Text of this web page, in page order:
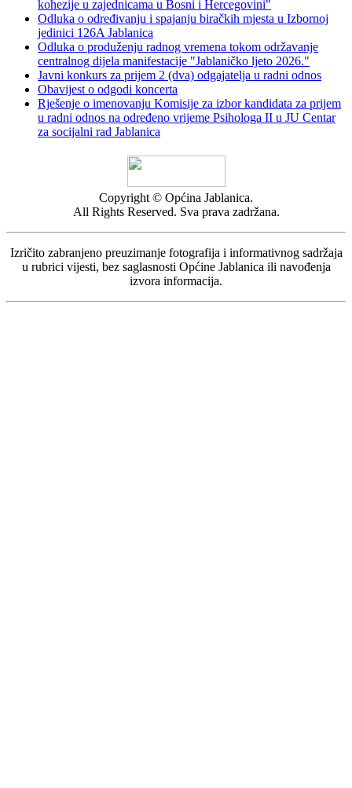
kohezije u zajednicama u Bosni i Hercegovini"
Odluka o određivanju i spajanju biračkih mjesta u Izbornoj
jedinici 126A Jablanica
Odluka o produženju radnog vremena tokom održavanje
centralnog dijela manifestacije "Jablaničko ljeto 2026."
Javni konkurs za prijem 2 (dva) odgajatelja u radni odnos
Obavijest o odgodi koncerta
Rješenje o imenovanju Komisije za izbor kandidata za prijem
u radni odnos na određeno vrijeme Psihologa II u JU Centar
za socijalni rad Jablanica
Copyright © Općina Jablanica.
All Rights Reserved. Sva prava zadržana.
Izričito zabranjeno preuzimanje fotografija i informativnog sadržaja
u rubrici vijesti, bez saglasnosti Općine Jablanica ili navođenja
izvora informacija.